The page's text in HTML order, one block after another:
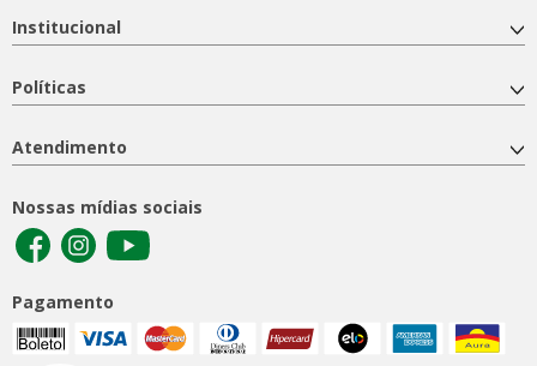
Institucional
Políticas
Atendimento
Nossas mídias sociais
Pagamento